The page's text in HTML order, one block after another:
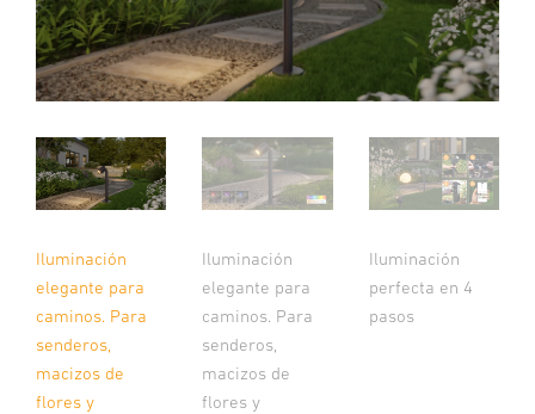
Iluminación
elegante para
caminos. Para
senderos,
macizos de
flores y
Iluminación
elegante para
caminos. Para
senderos,
macizos de
flores y
Iluminación
perfecta en 4
pasos